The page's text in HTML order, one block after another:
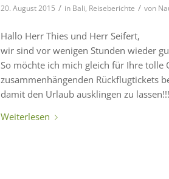
20. August 2015 / in Bali, Reiseberichte / von
Hallo Herr Thies und Herr Seifert,
wir sind vor wenigen Stunden wieder
So möchte ich mich gleich für Ihre tolle
zusammenhängenden Rückflugtickets
damit den Urlaub ausklingen zu lassen!!!
Weiterlesen